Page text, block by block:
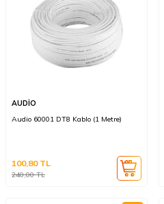
AUDİO
Audio 60001 DT8 Kablo (1 Metre)
240,00TL
100,80TL